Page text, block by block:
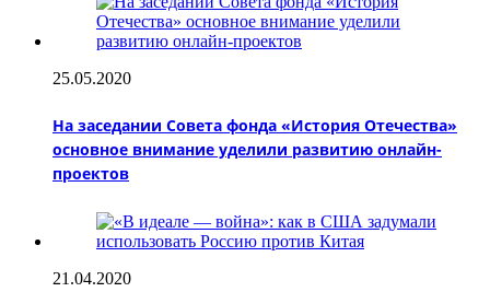
25.05.2020
На заседании Совета фонда «История Отечества»
основное внимание уделили развитию онлайн-
проектов
21.04.2020